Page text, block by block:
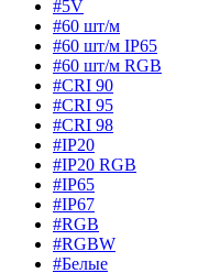
#5V
#60 шт/м
#60 шт/м IP65
#60 шт/м RGB
#CRI 90
#CRI 95
#CRI 98
#IP20
#IP20 RGB
#IP65
#IP67
#RGB
#RGBW
#Белые